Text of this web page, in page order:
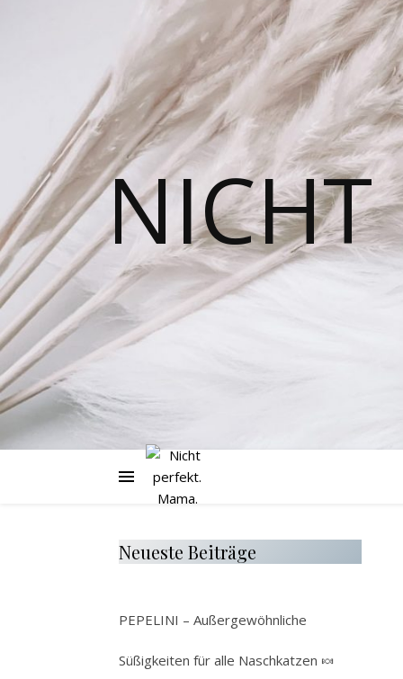
NICHT
Neueste Beiträge
PEPELINI – Außergewöhnliche
Süßigkeiten für alle Naschkatzen 🍬